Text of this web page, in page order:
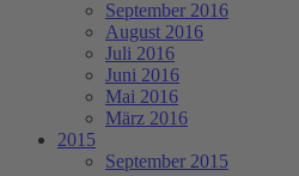
September 2016
August 2016
Juli 2016
Juni 2016
Mai 2016
März 2016
2015
September 2015